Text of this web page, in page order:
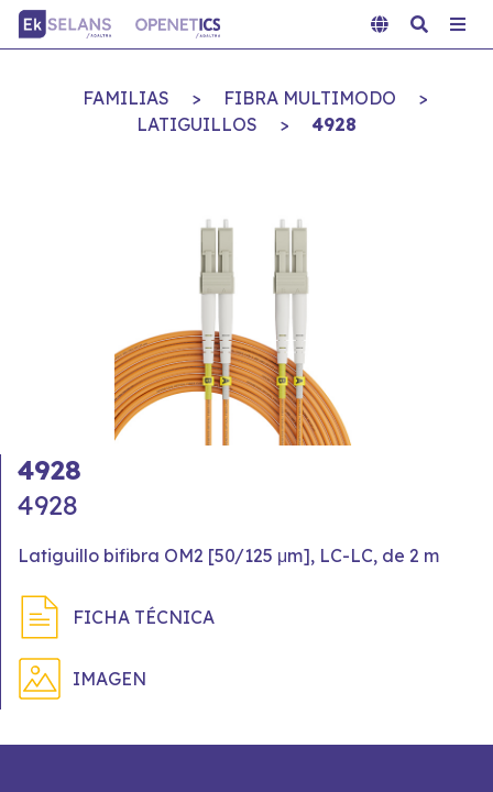
FAMILIAS > FIBRA MULTIMODO
>
LATIGUILLOS
> 4928
4928
4928
Latiguillo bifibra OM2 [50/125 μm], LC-LC, de 2 m
FICHA TÉCNICA
IMAGEN